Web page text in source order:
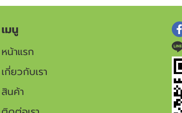
เมนู
หน้าแรก
เกี่ยวกับเรา
สินค้า